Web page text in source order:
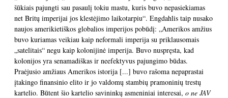
šūkiais pajungti sau pasaulį tokiu mastu, kuris buvo nepasiekiamas
net Britų imperijai jos klestėjimo laikotarpiu“. Engdahlis taip nusako
naujos amerikietiškos globalios imperijos pobūdį: „Amerikos amžius
buvo kuriamas veikiau kaip neformali imperija su priklausomais
„satelitais“ negu kaip kolonijinė imperija. Buvo nuspręsta, kad
kolonijos yra senamadiškas ir neefektyvus pajungimo būdas.
Praėjusio amžiaus Amerikos istorija [...] buvo rašoma nepaprastai
įtakingo finansinio elito ir jo valdomų stambių pramoninių trestų
kartelio. Būtent šio kartelio savininkų asmeniniai interesai, o ne JAV